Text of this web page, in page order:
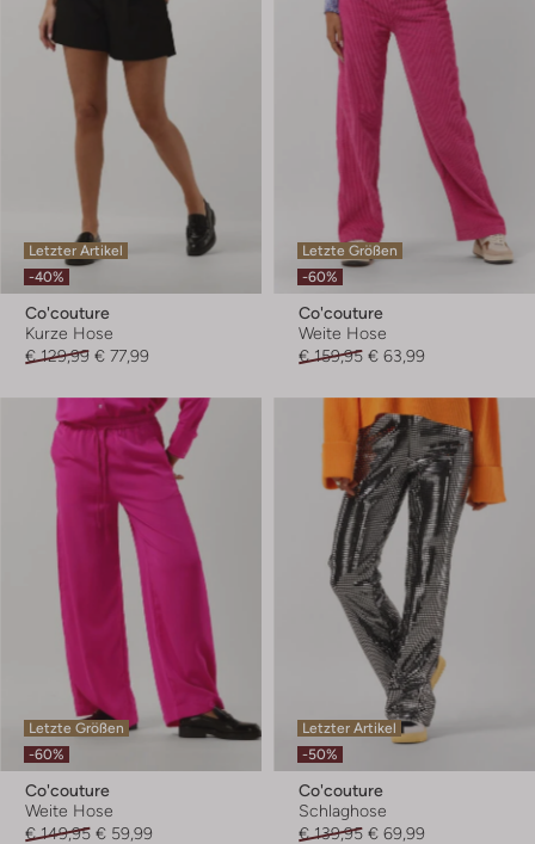
Letzter Artikel
-40%
Co'couture
Kurze Hose
€ 129,99 € 77,99
Letzte Größen
-60%
Co'couture
Weite Hose
€ 159,95 € 63,99
Letzte Größen
-60%
Co'couture
Weite Hose
€ 149,95 € 59,99
Letzter Artikel
-50%
Co'couture
Schlaghose
€ 139,95 € 69,99